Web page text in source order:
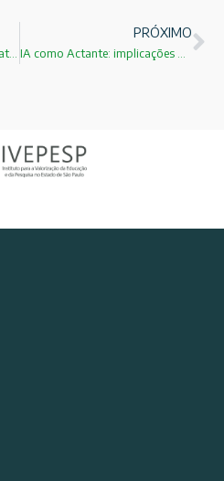
Segurança Condominial, Tentativas de Fraude e o Papel da Inteligência Artificial na Prevenção de Riscos
PRÓXIMO
IA como Actante: implicações para o mercado imobiliário, condomínios e a governança sociotécnica